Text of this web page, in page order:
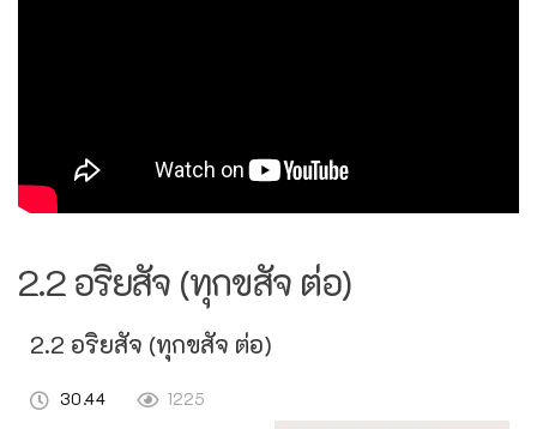
2.2 อริยสัจ (ทุกขสัจ ต่อ)
2.2 อริยสัจ (ทุกขสัจ ต่อ)
30.44 1225